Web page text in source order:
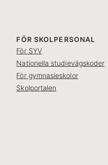
FÖR SKOLPERSONAL
För SYV
Nationella studievägskoder
För gymnasieskolor
Skolportalen